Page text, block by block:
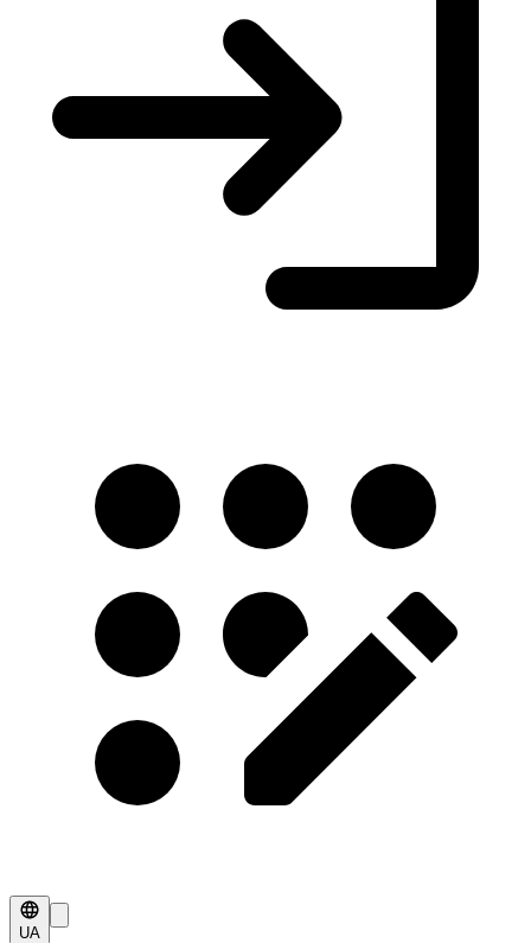
UA